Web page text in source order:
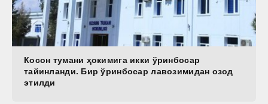
Косон тумани ҳокимига икки ўринбосар
тайинланди. Бир ўринбосар лавозимидан озод
этилди